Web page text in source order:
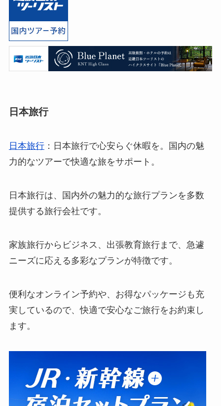
多様な旅行プランが提供されており、特にファミ
リー向けやシニア向けの旅行プランが豊富です。
安全で快適な旅行のための、お得なキャンペーン
も随時開催されていますよ。
日本旅行：日本旅行で心安らぐ休暇を。国内の魅
日本旅行は、国内外の魅力的な旅行プランを多数
提供する旅行会社です。
ニーズに応える多彩なプランが特徴です。